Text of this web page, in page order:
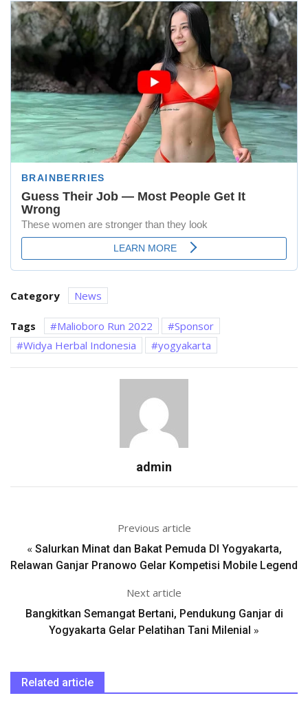
Category News
Tags Malioboro Run 2022
Sponsor
Widya Herbal Indonesia
yogyakarta
admin
Previous article
« Salurkan Minat dan Bakat Pemuda DI Yogyakarta,
Relawan Ganjar Pranowo Gelar Kompetisi Mobile Legend
Next article
Bangkitkan Semangat Bertani, Pendukung Ganjar di
Yogyakarta Gelar Pelatihan Tani Milenial »
Related article